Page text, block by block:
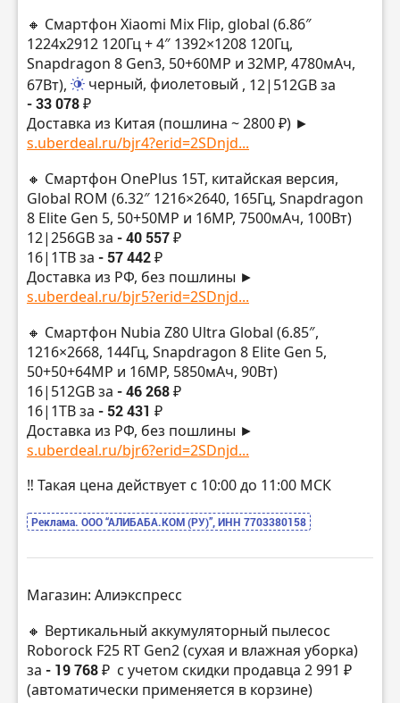
🔸 Смартфон Xiaomi Mix Flip, global (6.86″
1224х2912 120Гц + 4″ 1392×1208 120Гц,
Snapdragon 8 Gen3, 50+60MP и 32MP, 4780мАч,
67Вт),
черный, фиолетовый , 12|512GB за
- 33 078 ₽
Доставка из Китая (пошлина ~ 2800 ₽) ►
s.uberdeal.ru/bjr4?erid=2SDnjd...
🔸 Смартфон OnePlus 15T, китайская версия,
Global ROM (6.32″ 1216×2640, 165Гц, Snapdragon
8 Elite Gen 5, 50+50MP и 16MP, 7500мАч, 100Вт)
12|256GB за - 40 557 ₽
16|1TB за - 57 442 ₽
Доставка из РФ, без пошлины ►
s.uberdeal.ru/bjr5?erid=2SDnjd...
🔸 Смартфон Nubia Z80 Ultra Global (6.85″,
1216×2668, 144Гц, Snapdragon 8 Elite Gen 5,
50+50+64MP и 16MP, 5850мАч, 90Вт)
16|512GB за - 46 268 ₽
16|1TB за - 52 431 ₽
Доставка из РФ, без пошлины ►
s.uberdeal.ru/bjr6?erid=2SDnjd...
‼️ Такая цена действует с 10:00 до 11:00 МСК
Реклама. ООО “АЛИБАБА.КОМ (РУ)”, ИНН 7703380158
Магазин: Алиэкспресс
🔸 Вертикальный аккумуляторный пылесос
Roborock F25 RT Gen2 (сухая и влажная уборка)
за - 19 768 ₽ с учетом скидки продавца 2 991 ₽
(автоматически применяется в корзине)